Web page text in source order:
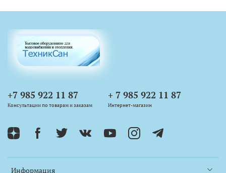
Информация
+7 985 922 11 87
Консультации по товарам и заказам
+ 7 985 922 11 87
Интернет-магазин